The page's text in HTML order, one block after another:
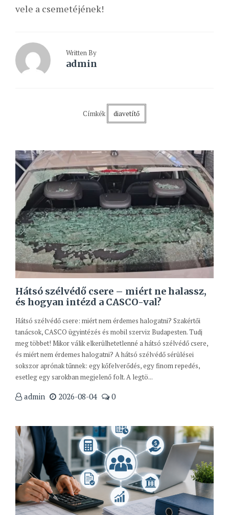
vele a csemetéjének!
Written By
admin
Címkék diavetítő
Hátsó szélvédő csere – miért ne halassz,
és hogyan intézd a CASCO-val?
Hátsó szélvédő csere: miért nem érdemes halogatni? Szakértői
tanácsok, CASCO ügyintézés és mobil szerviz Budapesten. Tudj
meg többet! Mikor válik elkerülhetetlenné a hátsó szélvédő csere,
és miért nem érdemes halogatni? A hátsó szélvédő sérülései
sokszor aprónak tűnnek: egy kőfelverődés, egy finom repedés,
esetleg egy sarokban megjelenő folt. A legtö...
admin 2026-08-04 0